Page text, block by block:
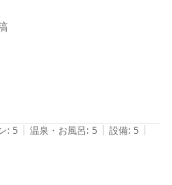
: 5 | 温泉・お風呂: 5 | 設備: 5 |